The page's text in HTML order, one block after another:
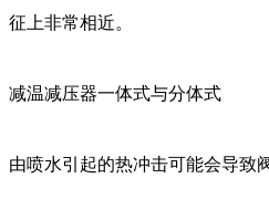
征上非常相近。
减温减压器一体式与分体式
由喷水引起的热冲击可能会导致